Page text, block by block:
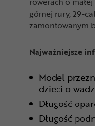
górnej rury, 29-
zamontowanym
Najważniejsze
Model
dzieci o
Długość
Długość